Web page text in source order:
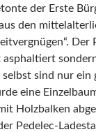
der Erste
den
selbst sind nur
eine
Holzbalken
Pedelec-